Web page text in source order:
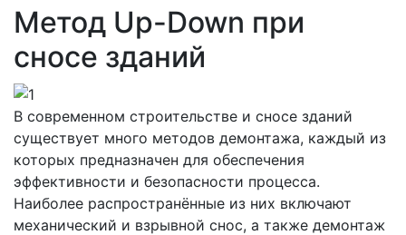
Метод Up-Down при
сносе зданий
В современном строительстве и сносе зданий
существует много методов демонтажа, каждый из
которых предназначен для обеспечения
эффективности и безопасности процесса.
Наиболее распространённые из них включают
механический и взрывной снос, а также демонтаж